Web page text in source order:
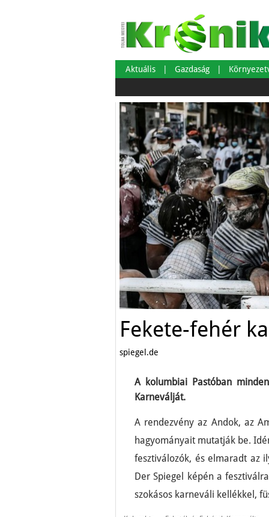
Aktuális Gazdaság
Fekete-fehér
spiegel.de
A kolumbiai Pastóban
Karneválját.
A rendezvény az Andok, az
hagyományait mutatják be.
fesztiválozók, és elmaradt az
Der Spiegel képén a
szokásos karneváli kellékkel,